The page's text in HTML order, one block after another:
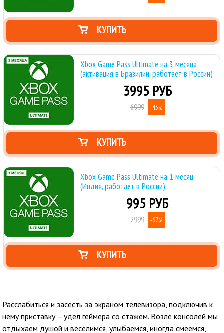
КУПИТЬ
Xbox Game Pass Ultimate на 3 месяца
(активация в Бразилии, работает в России)
3995 РУБ
6999 -43%
КУПИТЬ
Xbox Game Pass Ultimate на 1 месяц
(Индия, работает в России)
995 РУБ
2999 -67%
КУПИТЬ
Расслабиться и засесть за экраном телевизора, подключив к
нему приставку – удел геймера со стажем. Возле консолей мы
отдыхаем душой и веселимся, улыбаемся, иногда смеемся,